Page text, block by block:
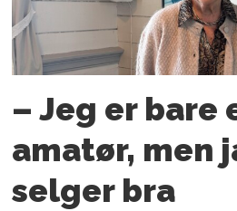
– Jeg er bare
amatør, men
selger bra